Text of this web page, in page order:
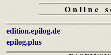
Online
edition.epilog.de
epilog.plus